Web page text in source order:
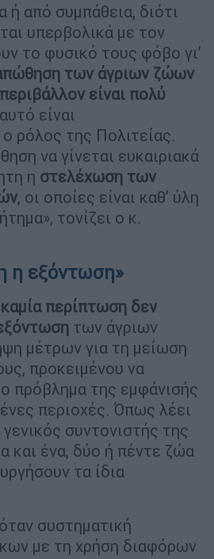
ή από συμπάθεια, διότι
υπερβολικά με τον
το φυσικό τους φόβο γι’
των άγριων ζώων
είναι πολύ
είναι
ρόλος της Πολιτείας.
να γίνεται ευκαιριακά
η στελέχωση των
, οι οποίες είναι καθ’ ύλη
τονίζει ο κ.
η εξόντωση»
περίπτωση δεν
των άγριων
μέτρων για τη μείωση
προκειμένου να
πρόβλημα της εμφάνισής
περιοχές. Όπως λέει
συντονιστής της
και ένα, δύο ή πέντε ζώα
τα ίδια
συστηματική
με τη χρήση διαφόρων